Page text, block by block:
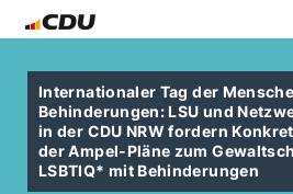
Internationaler Tag der
Behinderungen: LSU und
in der CDU NRW fordern
der Ampel-Pläne zum
LSBTIQ* mit Behinderungen